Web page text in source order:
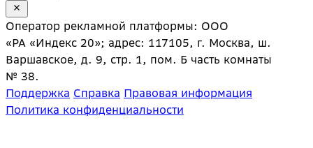
Оператор рекламной платформы: ООО
«РА «Индекс 20»; адрес: 117105, г. Москва, ш.
Варшавское, д. 9, стр. 1, пом. Б часть комнаты
№ 38.
Поддержка Справка Правовая информация
Политика конфиденциальности